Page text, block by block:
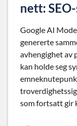
nett:
Google AI
genererte
avhengighet av
kan holde seg
som fortsatt gir